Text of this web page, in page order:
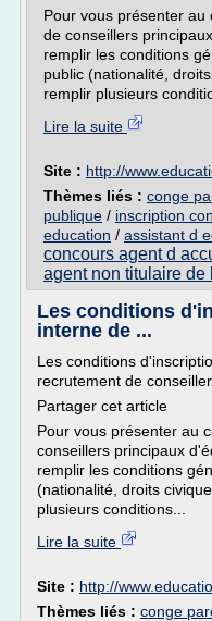
Pour vous présenter
de conseillers
remplir les conditions
public (nationalité,
remplir plusieurs
Lire la suite
Site : http://
Thèmes liés : conge
publique / inscription
education / assistant d
concours agent d
agent non titulaire
Les conditions
interne de ...
Les conditions
recrutement de
Partager cet article
Pour vous présenter au
conseillers principaux
remplir les conditions
(nationalité, droits
plusieurs conditions...
Lire la suite
Site : http://
Thèmes liés : conge